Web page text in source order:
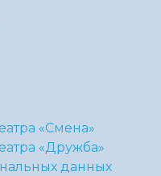
«Смена»
«Дружба»
данных